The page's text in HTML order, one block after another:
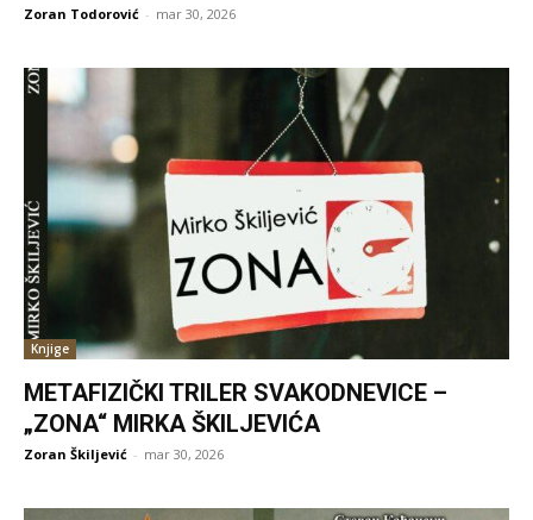
Zoran Todorović - mar 30, 2026
Knjige
METAFIZIČKI TRILER SVAKODNEVICE –
„ZONA“ MIRKA ŠKILJEVIĆA
Zoran Škiljević - mar 30, 2026